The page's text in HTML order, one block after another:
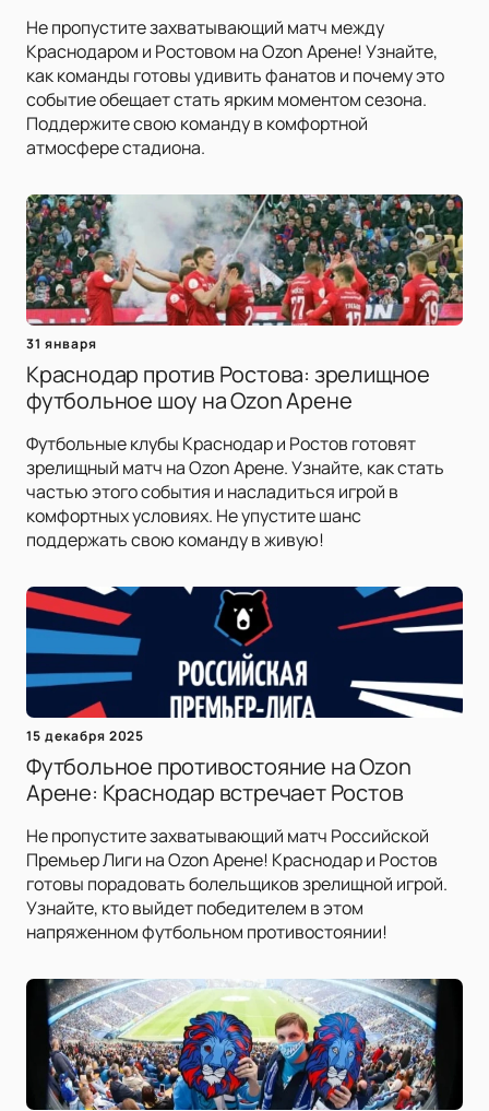
Не пропустите захватывающий матч между
Краснодаром и Ростовом на Ozon Арене! Узнайте,
как команды готовы удивить фанатов и почему это
событие обещает стать ярким моментом сезона.
Поддержите свою команду в комфортной
атмосфере стадиона.
31 января
Краснодар против Ростова: зрелищное
футбольное шоу на Ozon Арене
Футбольные клубы Краснодар и Ростов готовят
зрелищный матч на Ozon Арене. Узнайте, как стать
частью этого события и насладиться игрой в
комфортных условиях. Не упустите шанс
поддержать свою команду в живую!
15 декабря 2025
Футбольное противостояние на Ozon
Арене: Краснодар встречает Ростов
Не пропустите захватывающий матч Российской
Премьер Лиги на Ozon Арене! Краснодар и Ростов
готовы порадовать болельщиков зрелищной игрой.
Узнайте, кто выйдет победителем в этом
напряженном футбольном противостоянии!